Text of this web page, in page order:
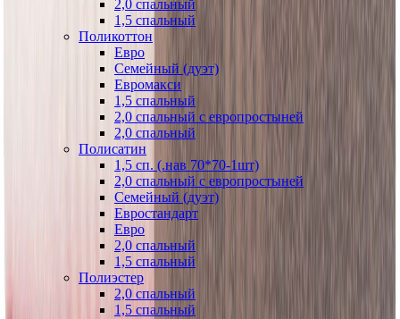
2,0 спальный
1,5 спальный
Поликоттон
Евро
Семейный (дуэт)
Евромакси
1,5 спальный
2,0 спальный с европростыней
2,0 спальный
Полисатин
1,5 сп. (.нав 70*70-1шт)
2,0 спальный с европростыней
Семейный (дуэт)
Евростандарт
Евро
2,0 спальный
1,5 спальный
Полиэстер
2,0 спальный
1,5 спальный